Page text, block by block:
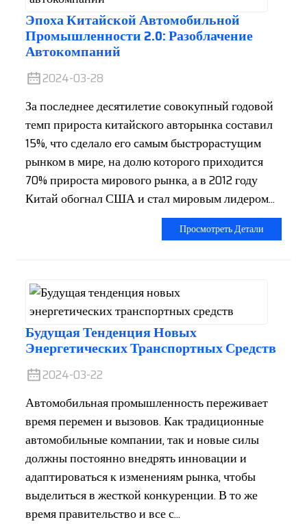
Эпоха Китайской Автомобильной
Промышленности 2.0: Разоблачение
Автокомпаний
2024-03-28
За последнее десятилетие совокупный годовой
темп прироста китайского авторынка составил
15%, что сделало его самым быстрорастущим
рынком в мире, на долю которого приходится
70% прироста мирового рынка, а в 2012 году
Китай обогнал США и стал мировым лидером...
Просмотреть Детали
Будущая Тенденция Новых
Энергетических Транспортных Средств
2024-03-22
Автомобильная промышленность переживает
время перемен и вызовов. Как традиционные
автомобильные компании, так и новые силы
должны постоянно внедрять инновации и
адаптироваться к изменениям рынка, чтобы
выделиться в жесткой конкуренции. В то же
время правительство и все с...